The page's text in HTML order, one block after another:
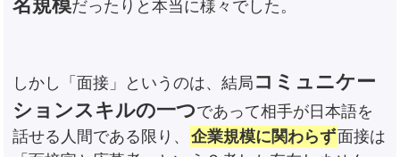
名規模だったりと本当に様々でした。
しかし「面接」というのは、結局 コミュニケー
ションスキルの一つであって相手が日本語を
話せる人間である限り、 企業規模に関わらず面接は